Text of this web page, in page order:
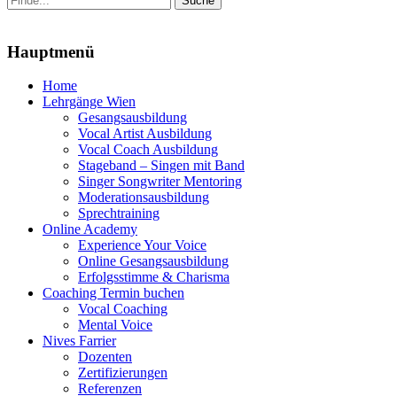
nach:
Hauptmenü
Zum
Inhalt
Home
Lehrgänge Wien
Gesangsausbildung
Vocal Artist Ausbildung
Vocal Coach Ausbildung
Stageband – Singen mit Band
Singer Songwriter Mentoring
Moderationsausbildung
Sprechtraining
Online Academy
Experience Your Voice
Online Gesangsausbildung
Erfolgsstimme & Charisma
Coaching Termin buchen
Vocal Coaching
Mental Voice
Nives Farrier
Dozenten
Zertifizierungen
Referenzen